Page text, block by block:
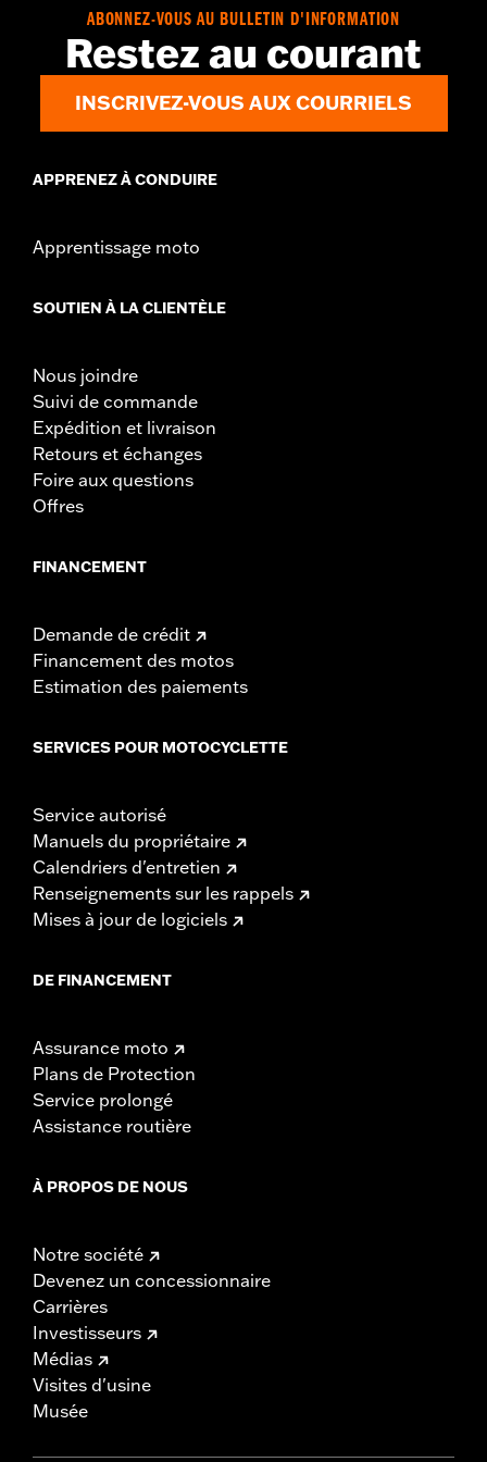
d.com/warrantypour obtenir tous les détails
ABONNEZ-VOUS AU BULLETIN D'INFORMATION
Restez au courant
INSCRIVEZ-VOUS AUX COURRIELS
APPRENEZ À CONDUIRE
Apprentissage moto
SOUTIEN À LA CLIENTÈLE
Nous joindre
Suivi de commande
Expédition et livraison
Retours et échanges
Foire aux questions
Offres
FINANCEMENT
Demande de crédit
Financement des motos
Estimation des paiements
SERVICES POUR MOTOCYCLETTE
Service autorisé
Manuels du propriétaire
Calendriers d'entretien
Renseignements sur les rappels
Mises à jour de logiciels
DE FINANCEMENT
Assurance moto
Plans de Protection
Service prolongé
Assistance routière
À PROPOS DE NOUS
Notre société
Devenez un concessionnaire
Carrières
Investisseurs
Médias
Visites d'usine
Musée